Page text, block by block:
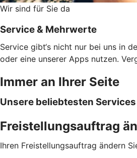
Wir sind für Sie da
Service & Mehrwerte
Service gibt‘s nicht nur bei uns in
oder eine unserer Apps nutzen.
Immer an Ihrer Seite
Unsere beliebtesten Services
Freistellungsauftrag
Ihren Freistellungsauftrag ändern